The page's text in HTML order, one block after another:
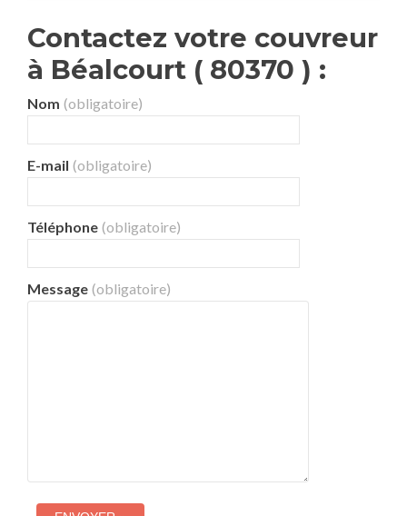
Contactez votre couvreur
à Béalcourt ( 80370 ) :
Nom (obligatoire)
E-mail (obligatoire)
Téléphone (obligatoire)
Message (obligatoire)